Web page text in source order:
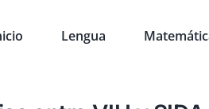
Lengua